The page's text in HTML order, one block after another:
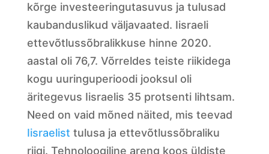
kõrge investeeringutasuvus ja tulusad
kaubanduslikud väljavaated. Iisraeli
ettevõtlussõbralikkuse hinne 2020.
aastal oli 76,7. Võrreldes teiste riikidega
kogu uuringuperioodi jooksul oli
äritegevus Iisraelis 35 protsenti lihtsam.
Need on vaid mõned näited, mis teevad
Iisraelist tulusa ja ettevõtlussõbraliku
riigi. Tehnoloogiline areng koos üldiste